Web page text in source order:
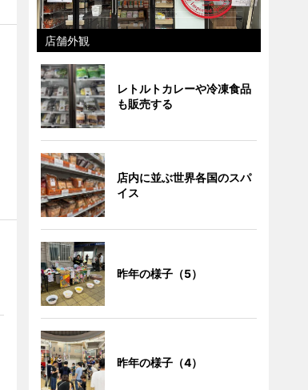
店舗外観
レトルトカレーや冷凍食品
も販売する
店内に並ぶ世界各国のスパ
イス
昨年の様子（5）
昨年の様子（4）